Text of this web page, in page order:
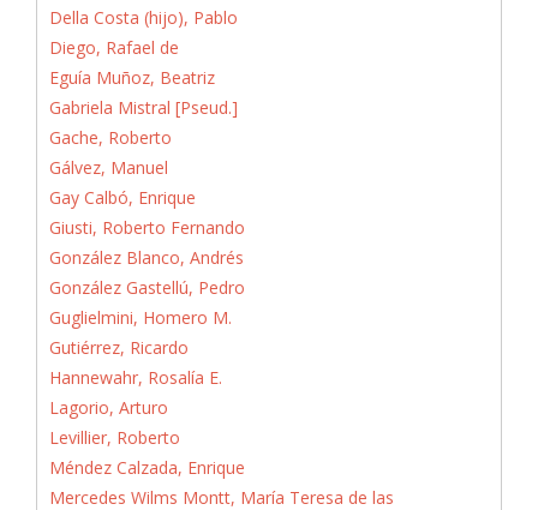
Della Costa (hijo), Pablo
Diego, Rafael de
Eguía Muñoz, Beatriz
Gabriela Mistral [Pseud.]
Gache, Roberto
Gálvez, Manuel
Gay Calbó, Enrique
Giusti, Roberto Fernando
González Blanco, Andrés
González Gastellú, Pedro
Guglielmini, Homero M.
Gutiérrez, Ricardo
Hannewahr, Rosalía E.
Lagorio, Arturo
Levillier, Roberto
Méndez Calzada, Enrique
Mercedes Wilms Montt, María Teresa de las